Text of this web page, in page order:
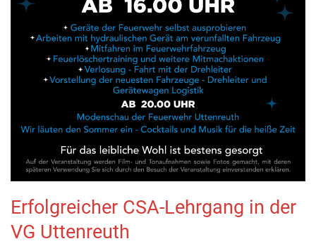
Erfolgreicher CSA-Lehrgang in der
VG Uttenreuth